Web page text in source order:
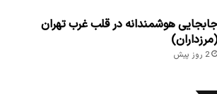
جابجایی هوشمندانه در قلب غرب تهران
(مرزداران)
2 روز پیش